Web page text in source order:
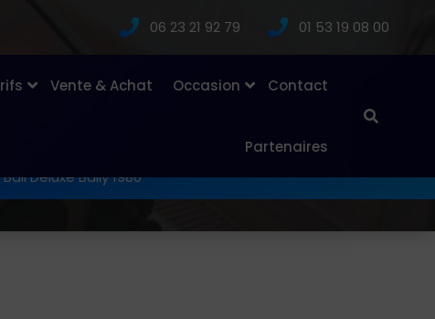
06 23 21 92 79 01 53 19 08 00
Vente & Achat Occasion Contact
Partenaires
Deluxe Bally 1980